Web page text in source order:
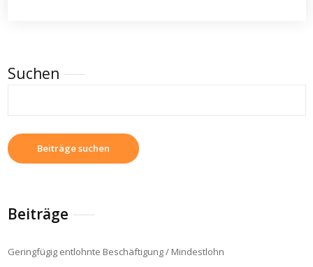
Suchen
Beiträge suchen
Beiträge
Geringfügig entlohnte Beschäftigung / Mindestlohn